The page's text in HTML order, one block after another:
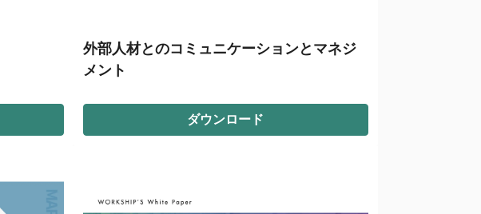
外部人材とのコミュニケーションとマネジ
メント
ダウンロード